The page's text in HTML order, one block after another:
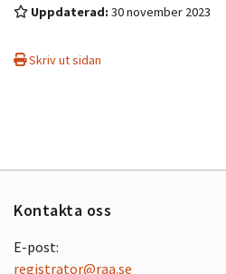
Uppdaterad:30 november 2023
Skriv ut sidan
Kontakta oss
E-post:
registrator@raa.se